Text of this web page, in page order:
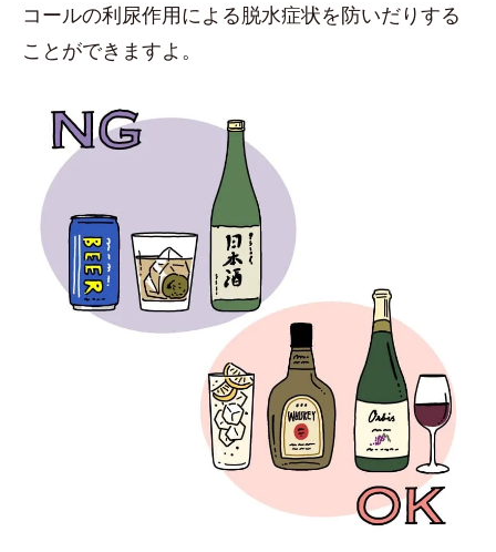
コールの利尿作用による脱水症状を防いだりする
ことができますよ。